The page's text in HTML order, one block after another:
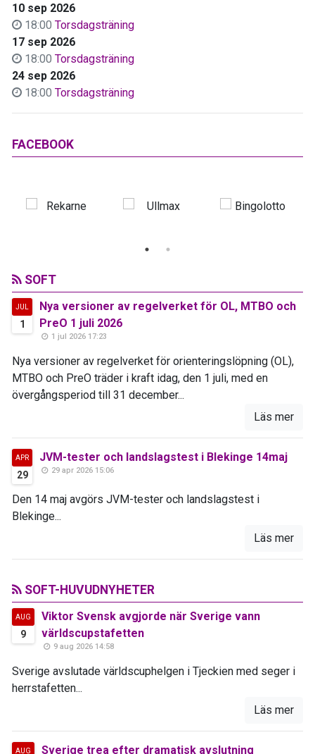
10 sep 2026
18:00 Torsdagsträning
17 sep 2026
18:00 Torsdagsträning
24 sep 2026
18:00 Torsdagsträning
FACEBOOK
SOFT
JUL
1
Nya versioner av regelverket för OL, MTBO och
PreO 1 juli 2026
1 jul 2026 17:23
Nya versioner av regelverket för orienteringslöpning (OL),
MTBO och PreO träder i kraft idag, den 1 juli, med en
övergångsperiod till 31 december...
Läs mer
APR
29
JVM-tester och landslagstest i Blekinge 14maj
29 apr 2026 15:06
Den 14 maj avgörs JVM-tester och landslagstest i
Blekinge...
Läs mer
SOFT-HUVUDNYHETER
AUG
9
Viktor Svensk avgjorde när Sverige vann
världscupstafetten
9 aug 2026 14:58
Sverige avslutade världscuphelgen i Tjeckien med seger i
herrstafetten...
Läs mer
AUG Sverige trea efter dramatisk avslutning